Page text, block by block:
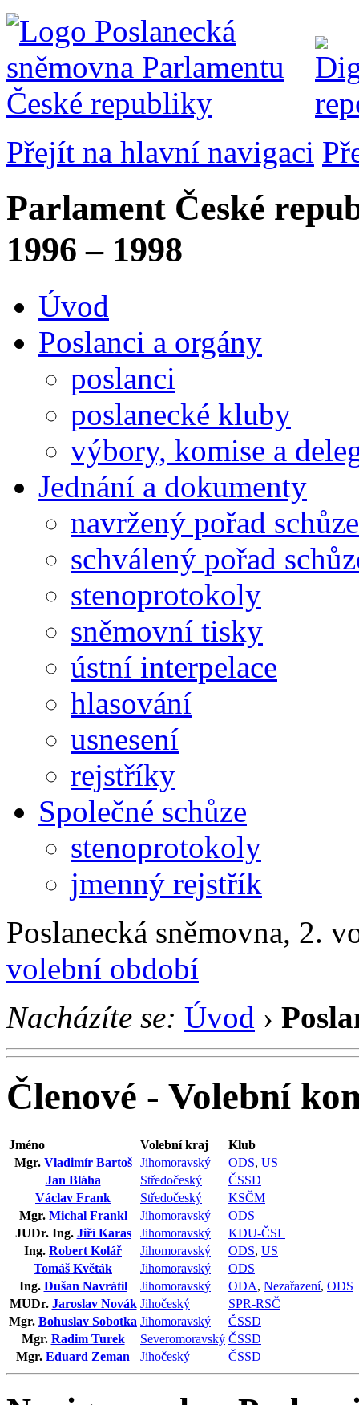
Přejít na hlavní navigaci
Parlament České
1996 – 1998
Úvod
Poslanci a orgány
poslanci
poslanecké kluby
výbory, komise a
Jednání a dokumenty
navržený pořad schůze
schválený pořad
stenoprotokoly
sněmovní tisky
ústní interpelace
hlasování
usnesení
rejstříky
Společné schůze
stenoprotokoly
jmenný rejstřík
Poslanecká sněmovna, 2.
volební období
Nacházíte se: Úvod ›
Členové - Volební
Jméno Volební kraj
Klub
Mgr. Vladimír Bartoš Jihomoravský ODS, US
Jan Bláha
Středočeský
ČSSD
Václav Frank
Středočeský
KSČM
Mgr. Michal Frankl Jihomoravský
ODS
JUDr. Ing. Jiří Karas Jihomoravský
KDU-ČSL
Ing. Robert Kolář Jihomoravský ODS, US
Tomáš Květák
Jihomoravský
ODS
Ing. Dušan Navrátil Jihomoravský ODA, Nezařazení, ODS
MUDr. Jaroslav Novák Jihočeský
SPR-RSČ
Mgr. Bohuslav Sobotka Jihomoravský
ČSSD
Mgr. Radim Turek Severomoravský ČSSD
Mgr. Eduard Zeman Jihočeský ČSSD